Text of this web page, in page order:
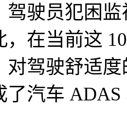
驾驶员犯困
，在当前这
对驾驶舒适
了汽车